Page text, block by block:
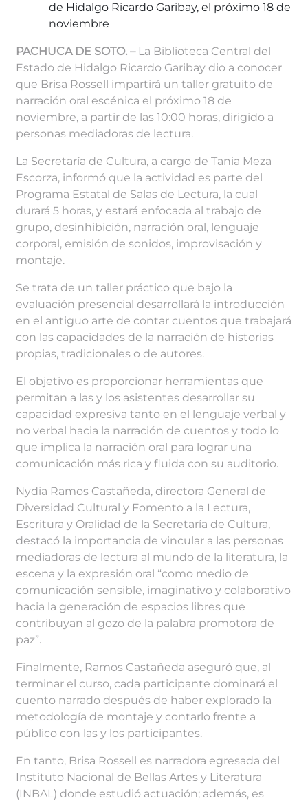
de Hidalgo Ricardo Garibay, el próximo 18 de
noviembre
PACHUCA DE SOTO. – La Biblioteca Central del
Estado de Hidalgo Ricardo Garibay dio a conocer
que Brisa Rossell impartirá un taller gratuito de
narración oral escénica el próximo 18 de
noviembre, a partir de las 10:00 horas, dirigido a
personas mediadoras de lectura.
La Secretaría de Cultura, a cargo de Tania Meza
Escorza, informó que la actividad es parte del
Programa Estatal de Salas de Lectura, la cual
durará 5 horas, y estará enfocada al trabajo de
grupo, desinhibición, narración oral, lenguaje
corporal, emisión de sonidos, improvisación y
montaje.
Se trata de un taller práctico que bajo la
evaluación presencial desarrollará la introducción
en el antiguo arte de contar cuentos que trabajará
con las capacidades de la narración de historias
propias, tradicionales o de autores.
El objetivo es proporcionar herramientas que
permitan a las y los asistentes desarrollar su
capacidad expresiva tanto en el lenguaje verbal y
no verbal hacia la narración de cuentos y todo lo
que implica la narración oral para lograr una
comunicación más rica y fluida con su auditorio.
Nydia Ramos Castañeda, directora General de
Diversidad Cultural y Fomento a la Lectura,
Escritura y Oralidad de la Secretaría de Cultura,
destacó la importancia de vincular a las personas
mediadoras de lectura al mundo de la literatura, la
escena y la expresión oral “como medio de
comunicación sensible, imaginativo y colaborativo
hacia la generación de espacios libres que
contribuyan al gozo de la palabra promotora de
paz”.
Finalmente, Ramos Castañeda aseguró que, al
terminar el curso, cada participante dominará el
cuento narrado después de haber explorado la
metodología de montaje y contarlo frente a
público con las y los participantes.
En tanto, Brisa Rossell es narradora egresada del
Instituto Nacional de Bellas Artes y Literatura
(INBAL) donde estudió actuación; además, es